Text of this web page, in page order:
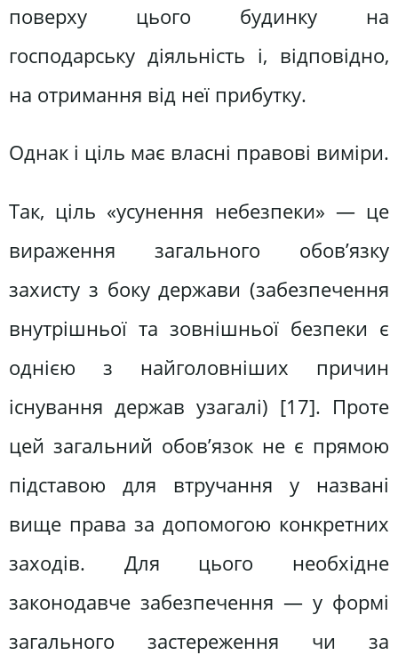
поверху цього будинку на
господарську діяльність і, відповідно,
на отримання від неї прибутку.
Однак і ціль має власні правові виміри.
Так, ціль «усунення небезпеки» — це
вираження загального обов’язку
захисту з боку держави (забезпечення
внутрішньої та зовнішньої безпеки є
однією з найголовніших причин
існування держав узагалі) [17]. Проте
цей загальний обов’язок не є прямою
підставою для втручання у названі
вище права за допомогою конкретних
заходів. Для цього необхідне
законодавче забезпечення — у формі
загального застереження чи за